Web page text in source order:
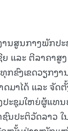
ນສູນກາງພັກປະ
ຍ ແລະ ຕີລາຄາ
ກຂົງເຂດວຽກງ
ມາໄດ້ ແລະ ຈັດ
ະຊຸມໃຫຍ່ຜູ້ແທ
ນປະຕິວັດລາວ ໃ